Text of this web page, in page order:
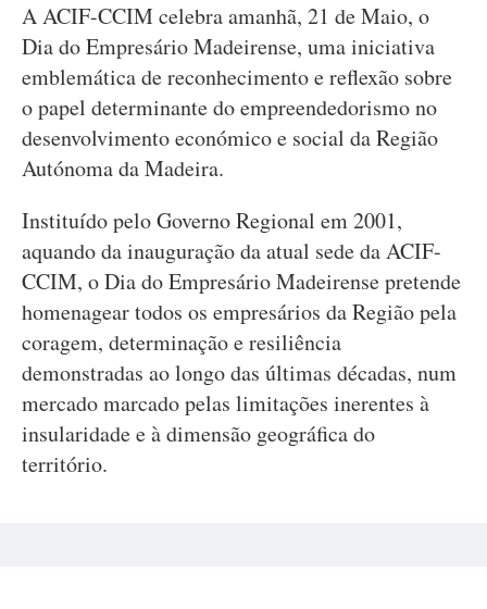
A ACIF-CCIM celebra amanhã, 21 de Maio, o
Dia do Empresário Madeirense, uma iniciativa
emblemática de reconhecimento e reflexão sobre
o papel determinante do empreendedorismo no
desenvolvimento económico e social da Região
Autónoma da Madeira.
Instituído pelo Governo Regional em 2001,
aquando da inauguração da atual sede da ACIF-
CCIM, o Dia do Empresário Madeirense pretende
homenagear todos os empresários da Região pela
coragem, determinação e resiliência
demonstradas ao longo das últimas décadas, num
mercado marcado pelas limitações inerentes à
insularidade e à dimensão geográfica do
território.